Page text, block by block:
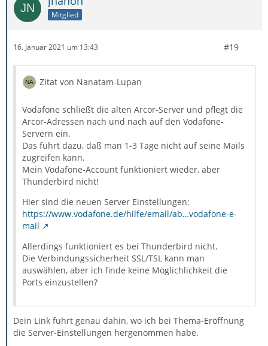
manuell zu ändern, fiel mir das Thema Sicherheit auf:
Server-Einstellung
Ports (verschlüsselt) SSL: 995 TLS: 110
Genau diese Einstellungen kann ich in den Feldern aber
nicht vornehmen. (Siehe Screen)
Mitglied
16. Januar 2021 um 13:43 #19
Zitat von Nanatam-Lupan
Vodafone schließt die alten Arcor-Server und pflegt die
Arcor-Adressen nach und nach auf den Vodafone-
Servern ein.
Das führt dazu, daß man 1-3 Tage nicht auf seine Mails
zugreifen kann.
Mein Vodafone-Account funktioniert wieder, aber
Thunderbird nicht!
Hier sind die neuen Server Einstellungen:
https://www.vodafone.de/hilfe/email/ab…vodafone-e-
mail
Allerdings funktioniert es bei Thunderbird nicht.
Die Verbindungssicherheit SSL/TSL kann man
auswählen, aber ich finde keine Möglichlichkeit die
Ports einzustellen?
Dein Link führt genau dahin, wo ich bei Thema-Eröffnung
die Server-Einstellungen hergenommen habe.